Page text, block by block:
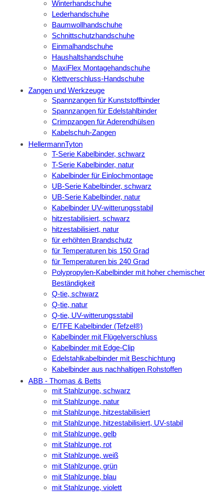
Winterhandschuhe
Lederhandschuhe
Baumwollhandschuhe
Schnittschutzhandschuhe
Einmalhandschuhe
Haushaltshandschuhe
MaxiFlex Montagehandschuhe
Klettverschluss-Handschuhe
Zangen und Werkzeuge
Spannzangen für Kunststoffbinder
Spannzangen für Edelstahlbinder
Crimpzangen für Aderendhülsen
Kabelschuh-Zangen
HellermannTyton
T-Serie Kabelbinder, schwarz
T-Serie Kabelbinder, natur
Kabelbinder für Einlochmontage
UB-Serie Kabelbinder, schwarz
UB-Serie Kabelbinder, natur
Kabelbinder UV-witterungsstabil
hitzestabilisiert, schwarz
hitzestabilisiert, natur
für erhöhten Brandschutz
für Temperaturen bis 150 Grad
für Temperaturen bis 240 Grad
Polypropylen-Kabelbinder mit hoher chemischer
Beständigkeit
Q-tie, schwarz
Q-tie, natur
Q-tie, UV-witterungsstabil
E/TFE Kabelbinder (Tefzel®)
Kabelbinder mit Flügelverschluss
Kabelbinder mit Edge-Clip
Edelstahlkabelbinder mit Beschichtung
Kabelbinder aus nachhaltigen Rohstoffen
ABB - Thomas & Betts
mit Stahlzunge, schwarz
mit Stahlzunge, natur
mit Stahlzunge, hitzestabilisiert
mit Stahlzunge, hitzestabilisiert, UV-stabil
mit Stahlzunge, gelb
mit Stahlzunge, rot
mit Stahlzunge, weiß
mit Stahlzunge, grün
mit Stahlzunge, blau
mit Stahlzunge, violett